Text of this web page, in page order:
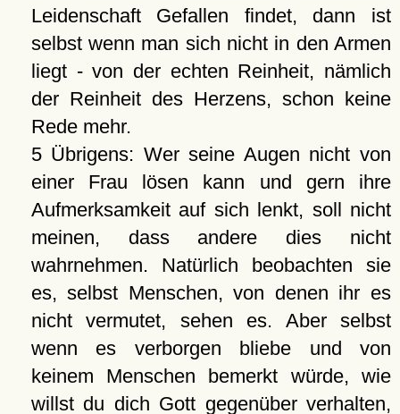
Leidenschaft Gefallen findet, dann ist
selbst wenn man sich nicht in den Armen
liegt - von der echten Reinheit, nämlich
der Reinheit des Herzens, schon keine
Rede mehr.
5 Übrigens: Wer seine Augen nicht von
einer Frau lösen kann und gern ihre
Aufmerksamkeit auf sich lenkt, soll nicht
meinen, dass andere dies nicht
wahrnehmen. Natürlich beobachten sie
es, selbst Menschen, von denen ihr es
nicht vermutet, sehen es. Aber selbst
wenn es verborgen bliebe und von
keinem Menschen bemerkt würde, wie
willst du dich Gott gegenüber verhalten,